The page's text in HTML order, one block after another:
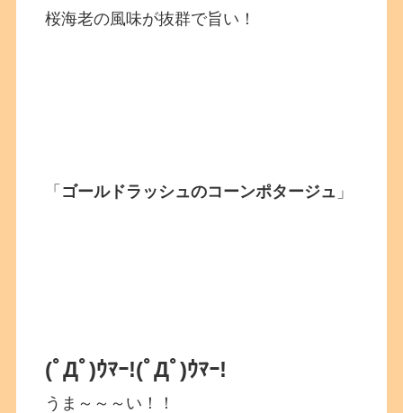
桜海老の風味が抜群で旨い！
「 ゴールドラッシュのコーンポタージュ 」
(ﾟДﾟ)ｳﾏｰ!(ﾟДﾟ)ｳﾏｰ!
うま～～～い！！